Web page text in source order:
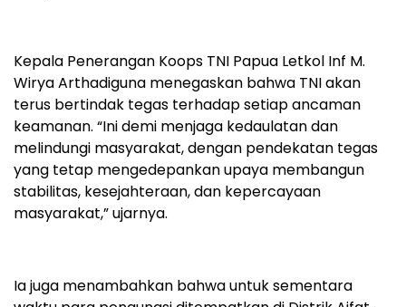
Kepala Penerangan Koops TNI Papua Letkol Inf M.
Wirya Arthadiguna menegaskan bahwa TNI akan
terus bertindak tegas terhadap setiap ancaman
keamanan. “Ini demi menjaga kedaulatan dan
melindungi masyarakat, dengan pendekatan tegas
yang tetap mengedepankan upaya membangun
stabilitas, kesejahteraan, dan kepercayaan
masyarakat,” ujarnya.
Ia juga menambahkan bahwa untuk sementara